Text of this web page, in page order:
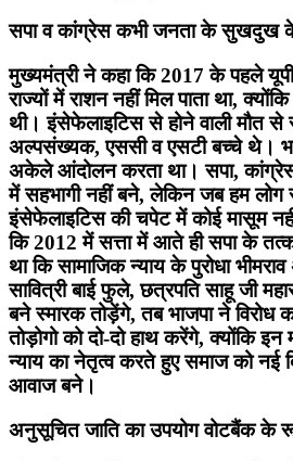
सपा व कांग्रेस कभी जनता के सुखदुख के
मुख्यमंत्री ने कहा कि 2017 के पहले
राज्यों में राशन नहीं मिल पाता था,
थी। इंसेफेलाइटिस से होने वाली मौत से
अल्पसंख्यक, एससी व एसटी बच्चे थे।
अकेले आंदोलन करता था। सपा,
में सहभागी नहीं बने, लेकिन जब हम लोग
इंसेफेलाइटिस की चपेट में कोई मासूम
कि 2012 में सत्ता में आते ही सपा के
था कि सामाजिक न्याय के पुरोधा
सावित्री बाई फुले, छत्रपति साहू जी
बने स्मारक तोड़ेंगे, तब भाजपा ने विरोध
तोड़ोगो को दो-दो हाथ करेंगे, क्योंकि इन
न्याय का नेतृत्व करते हुए समाज को
आवाज बने।
अनुसूचित जाति का उपयोग वोटबैंक के